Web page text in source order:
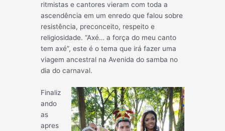
ritmistas e cantores vieram com toda a
ascendência em um enredo que falou sobre
resistência, preconceito, respeito e
religiosidade. “Axé… a força do meu canto
tem axé”, este é o tema que irá fazer uma
viagem ancestral na Avenida do samba no
dia do carnaval.
Finaliz
ando
as
apres